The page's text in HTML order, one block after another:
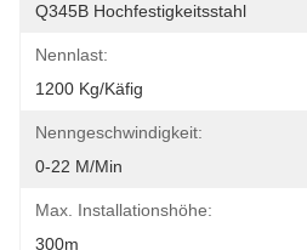
Q345B Hochfestigkeitsstahl
Nennlast:
1200 Kg/Käfig
Nenngeschwindigkeit:
0-22 M/min
Max. Installationshöhe:
300m